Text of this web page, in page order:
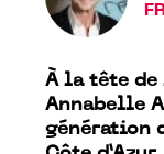
À la tête
Annabelle
génération